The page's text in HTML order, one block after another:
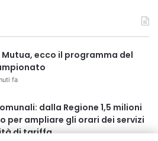
Mutua, ecco il programma del
fa
dalla Regione 1,5 milioni
per ampliare gli orari dei servizi
di tariffa